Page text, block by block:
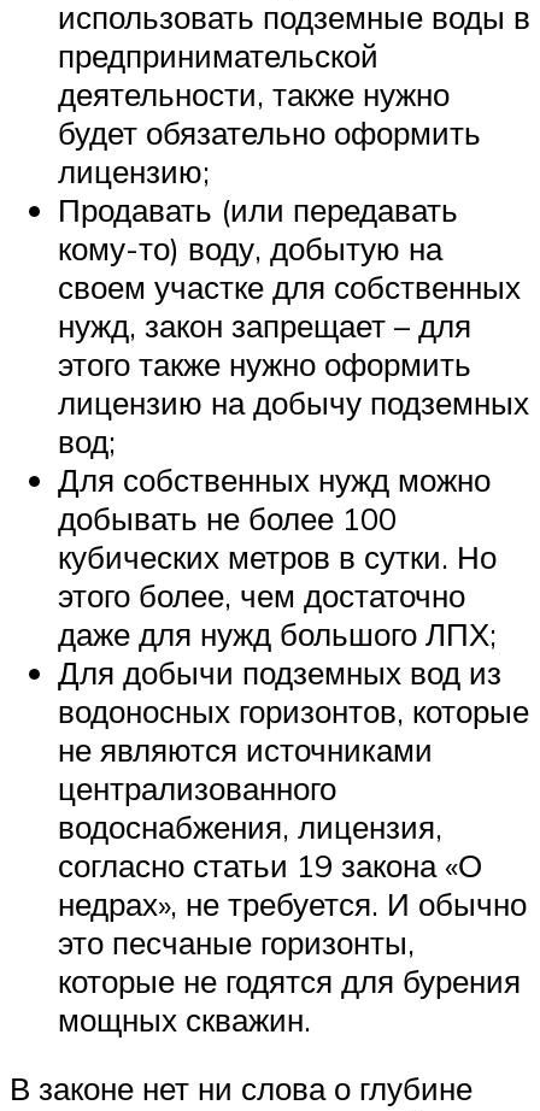
использовать подземные воды в
предпринимательской
деятельности, также нужно
будет обязательно оформить
лицензию;
Продавать (или передавать
кому-то) воду, добытую на
своем участке для собственных
нужд, закон запрещает – для
этого также нужно оформить
лицензию на добычу подземных
вод;
Для собственных нужд можно
добывать не более 100
кубических метров в сутки. Но
этого более, чем достаточно
даже для нужд большого ЛПХ;
Для добычи подземных вод из
водоносных горизонтов, которые
не являются источниками
централизованного
водоснабжения, лицензия,
согласно статьи 19 закона «О
недрах», не требуется. И обычно
это песчаные горизонты,
которые не годятся для бурения
мощных скважин.
В законе нет ни слова о глубине